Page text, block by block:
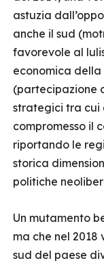
astuzia
anche il sud
favorevole al
economica
(partecipazione
strategici tra cui
compromesso il
riportando le
storica
politiche
Un mutamento
ma che nel
sud del paese